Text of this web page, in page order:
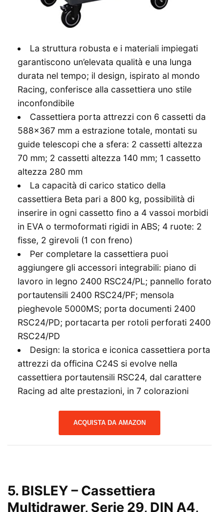
La struttura robusta e i materiali impiegati
garantiscono un’elevata qualità e una lunga
durata nel tempo; il design, ispirato al mondo
Racing, conferisce alla cassettiera uno stile
inconfondibile
Cassettiera porta attrezzi con 6 cassetti da
588×367 mm a estrazione totale, montati su
guide telescopi che a sfera: 2 cassetti altezza
70 mm; 2 cassetti altezza 140 mm; 1 cassetto
altezza 280 mm
La capacità di carico statico della
cassettiera Beta pari a 800 kg, possibilità di
inserire in ogni cassetto fino a 4 vassoi morbidi
in EVA o termoformati rigidi in ABS; 4 ruote: 2
fisse, 2 girevoli (1 con freno)
Per completare la cassettiera puoi
aggiungere gli accessori integrabili: piano di
lavoro in legno 2400 RSC24/PL; pannello forato
portautensili 2400 RSC24/PF; mensola
pieghevole 5000MS; porta documenti 2400
RSC24/PD; portacarta per rotoli perforati 2400
RSC24/PD
Design: la storica e iconica cassettiera porta
attrezzi da officina C24S si evolve nella
cassettiera portautensili RSC24, dal carattere
Racing ad alte prestazioni, in 7 colorazioni
ACQUISTA DA AMAZON
5. BISLEY – Cassettiera
Multidrawer, Serie 29, DIN A4,